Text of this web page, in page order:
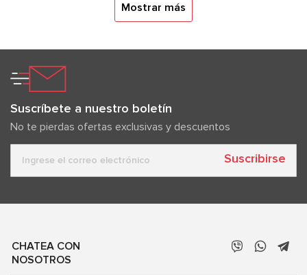
Mostrar más
Suscríbete a nuestro boletín
No te pierdas ofertas exclusivas y descuentos
Suscribirse
CHATEA CON
NOSOTROS